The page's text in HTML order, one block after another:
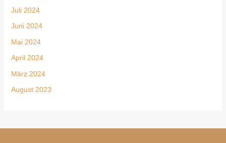
Juli 2024
Juni 2024
Mai 2024
April 2024
März 2024
August 2023